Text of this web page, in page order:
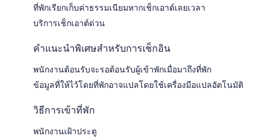
ที่พักเรียกเก็บค่าธรรมเนียมหากเช็กเอาต์เลยเวลา
บริการเช็กเอาต์ด่วน
คำแนะนำพิเศษสำหรับการเช็กอิน
พนักงานต้อนรับจะรอต้อนรับผู้เข้าพักเมื่อมาถึงที่พัก
ข้อมูลที่ให้ไว้โดยที่พักอาจแปลโดยใช้เครื่องมือแปลอัตโนมัติ
วิธีการเข้าที่พัก
พนักงานเฝ้าประตู